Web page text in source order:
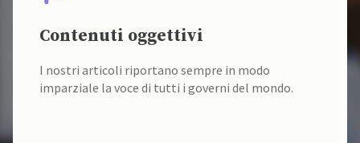
Contenuti oggettivi
I nostri articoli riportano sempre in modo
imparziale la voce di tutti i governi del mondo.